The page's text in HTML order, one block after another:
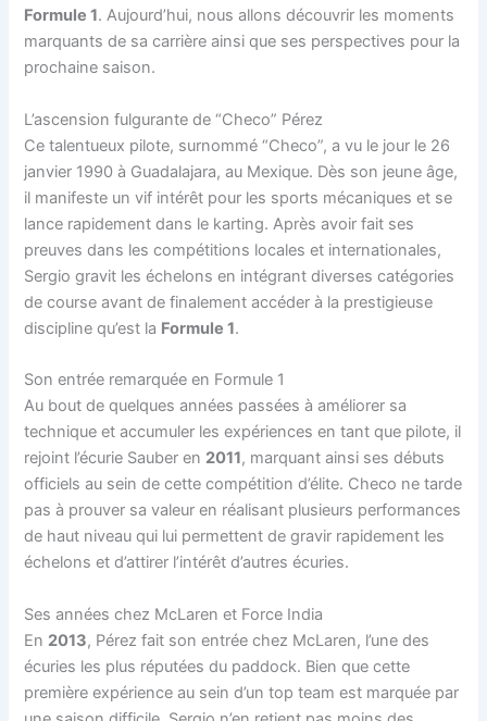
Formule 1. Aujourd’hui, nous allons découvrir les moments
marquants de sa carrière ainsi que ses perspectives pour la
prochaine saison.
L’ascension fulgurante de “Checo” Pérez
Ce talentueux pilote, surnommé “Checo”, a vu le jour le 26
janvier 1990 à Guadalajara, au Mexique. Dès son jeune âge,
il manifeste un vif intérêt pour les sports mécaniques et se
lance rapidement dans le karting. Après avoir fait ses
preuves dans les compétitions locales et internationales,
Sergio gravit les échelons en intégrant diverses catégories
de course avant de finalement accéder à la prestigieuse
discipline qu’est la Formule 1.
Son entrée remarquée en Formule 1
Au bout de quelques années passées à améliorer sa
technique et accumuler les expériences en tant que pilote, il
rejoint l’écurie Sauber en 2011, marquant ainsi ses débuts
officiels au sein de cette compétition d’élite. Checo ne tarde
pas à prouver sa valeur en réalisant plusieurs performances
de haut niveau qui lui permettent de gravir rapidement les
échelons et d’attirer l’intérêt d’autres écuries.
Ses années chez McLaren et Force India
En 2013, Pérez fait son entrée chez McLaren, l’une des
écuries les plus réputées du paddock. Bien que cette
première expérience au sein d’un top team est marquée par